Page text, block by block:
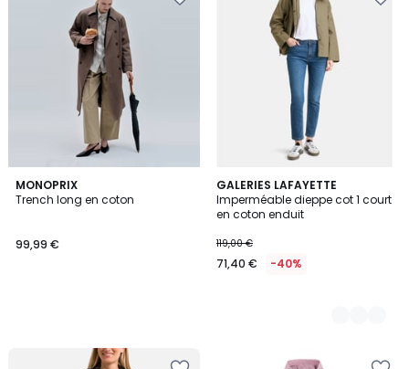
MONOPRIX
Trench long en coton
99,99 €
GALERIES LAFAYETTE
Imperméable dieppe cot 1 court
en coton enduit
119,00 €
71,40 € -40%
2
Couleurs